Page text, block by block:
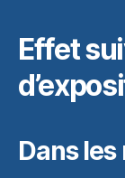
Effet
Dans les